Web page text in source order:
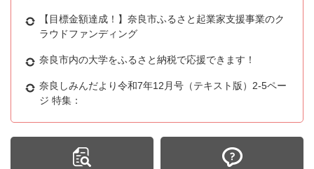
【目標金額達成！】奈良市ふるさと起業家支援事業のク
ラウドファンディング
奈良市内の大学をふるさと納税で応援できます！
奈良しみんだより令和7年12月号（テキスト版）2-5ペー
ジ 特集：